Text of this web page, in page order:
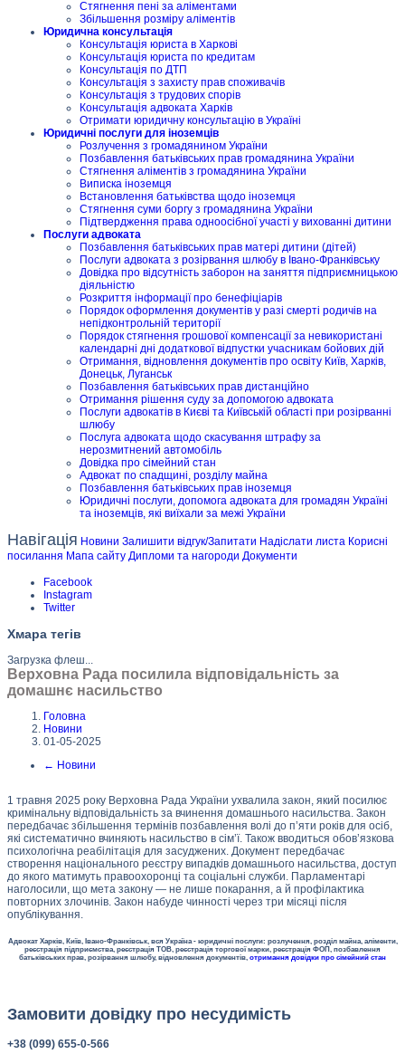
Стягнення пені за аліментами
Збільшення розміру аліментів
Юридична консультація
Консультація юриста в Харкові
Консультація юриста по кредитам
Консультація по ДТП
Консультація з захисту прав споживачів
Консультація з трудових спорів
Консультація адвоката Харків
Отримати юридичну консультацію в Україні
Юридичні послуги для іноземців
Розлучення з громадянином України
Позбавлення батьківських прав громадянина України
Стягнення аліментів з громадянина України
Виписка іноземця
Встановлення батьківства щодо іноземця
Стягнення суми боргу з громадянина України
Підтвердження права одноосібної участі у вихованні дитини
Послуги адвоката
Позбавлення батьківських прав матері дитини (дітей)
Послуги адвоката з розірвання шлюбу в Івано-Франківську
Довідка про відсутність заборон на заняття підприємницькою
діяльністю
Розкриття інформації про бенефіціарів
Порядок оформлення документів у разі смерті родичів на
непідконтрольній території
Порядок стягнення грошової компенсації за невикористані
календарні дні додаткової відпустки учасникам бойових дій
Отримання, відновлення документів про освіту Київ, Харків,
Донецьк, Луганськ
Позбавлення батьківських прав дистанційно
Отримання рішення суду за допомогою адвоката
Послуги адвокатів в Києві та Київській області при розірванні
шлюбу
Послуга адвоката щодо скасування штрафу за
нерозмитнений автомобіль
Довідка про сімейний стан
Адвокат по спадщині, розділу майна
Позбавлення батьківських прав іноземця
Юридичні послуги, допомога адвоката для громадян Україні
та іноземців, які виїхали за межі України
Навігація Новини Залишити відгук/Запитати Надіслати листа Корисні
посилання Мапа сайту Дипломи та нагороди Документи
Facebook
Instagram
Twitter
Хмара тегів
Загрузка флеш...
Верховна Рада посилила відповідальність за
домашнє насильство
Головна
Новини
01-05-2025
← Новини
1 травня 2025 року Верховна Рада України ухвалила закон, який посилює
кримінальну відповідальність за вчинення домашнього насильства. Закон
передбачає збільшення термінів позбавлення волі до п’яти років для осіб,
які систематично вчиняють насильство в сім’ї. Також вводиться обов’язкова
психологічна реабілітація для засуджених. Документ передбачає
створення національного реєстру випадків домашнього насильства, доступ
до якого матимуть правоохоронці та соціальні служби. Парламентарі
наголосили, що мета закону — не лише покарання, а й профілактика
повторних злочинів. Закон набуде чинності через три місяці після
опублікування.
Адвокат Харків, Київ, Івано-Франківськ, вся Україна - юридичні послуги: розлучення, розділ майна, аліменти,
реєстрація підприємства, реєстрація ТОВ, реєстрація торгової марки, реєстрація ФОП, позбавлення
батьківських прав, розірвання шлюбу, відновлення документів, отримання довідки про сімейний стан
Замовити довідку про несудимість
+38 (099) 655-0-566